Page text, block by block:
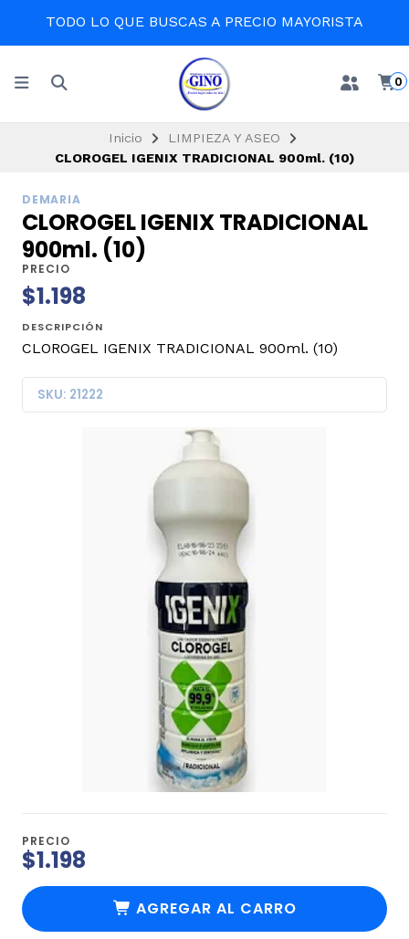
TODO LO QUE BUSCAS A PRECIO MAYORISTA
0
Inicio
LIMPIEZA Y ASEO
CLOROGEL IGENIX TRADICIONAL 900ml. (10)
DEMARIA
CLOROGEL IGENIX TRADICIONAL
900ml. (10)
PRECIO
$1.198
DESCRIPCIÓN
CLOROGEL IGENIX TRADICIONAL 900ml. (10)
SKU: 21222
PRECIO
$1.198
AGREGAR AL CARRO